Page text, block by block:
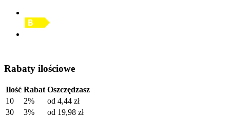
Rabaty ilościowe
Ilość Rabat Oszczędzasz
10
2% od 4,44 zł
30
3% od 19,98 zł